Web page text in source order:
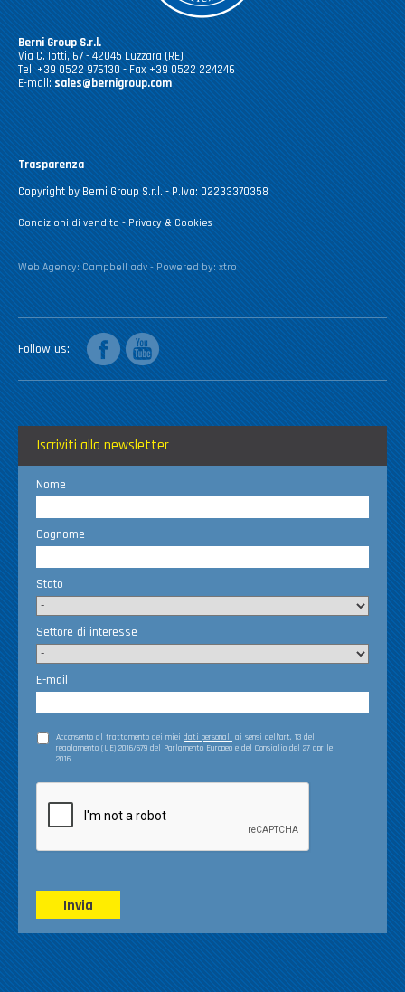
Berni Group S.r.l.
Via C. Iotti, 67 - 42045 Luzzara (RE)
Tel. +39 0522 976130 - Fax +39 0522 224246
E-mail: sales@bernigroup.com
Trasparenza
Copyright by Berni Group S.r.l. - P.Iva: 02233370358
Condizioni di vendita - Privacy & Cookies
Web Agency: Campbell adv - Powered by: xtro
Follow us
facebookyoutube
Iscriviti alla newsletter
Nome
Cognome
Stato
Settore di interesse
E-mail
Acconsento al trattamento dei miei dati personali ai sensi dell’art. 13 del
regolamento (UE) 2016/679 del Parlamento Europeo e del Consiglio del 27 aprile
2016
Invia